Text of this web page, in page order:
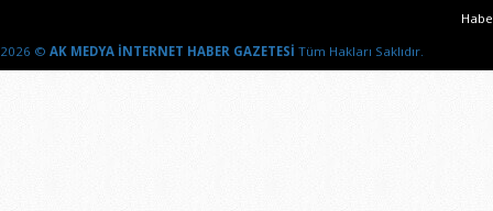
2026 © AK MEDYA İNTERNET HABER GAZETESİ Tüm Hakları Saklıdır.